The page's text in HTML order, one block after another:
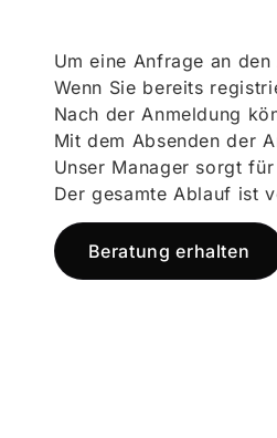
Um eine Anfrage an
Wenn Sie bereits
Nach der Anmeldung
Mit dem Absenden der
Unser Manager sorgt
Der gesamte Ablauf ist
Beratung erhalten